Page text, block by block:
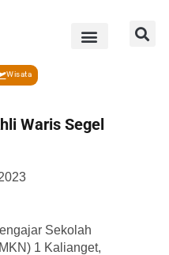
Wisata
Waris Segel
Sekolah
1 Kalianget,